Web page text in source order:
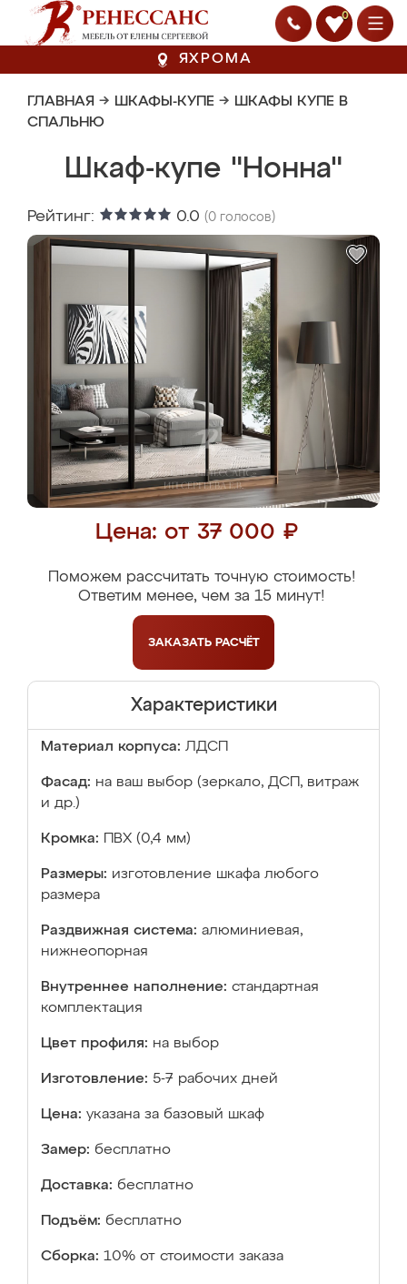
0
ЯХРОМА
ГЛАВНАЯ → ШКАФЫ-КУПЕ → ШКАФЫ КУПЕ В
СПАЛЬНЮ
Шкаф-купе "Нонна"
Рейтинг: 0.0 (0 голосов)
Цена: от 37 000 ₽
Поможем рассчитать точную стоимость!
Ответим менее, чем за 15 минут!
ЗАКАЗАТЬ РАСЧЁТ
Характеристики
Материал корпуса: ЛДСП
Фасад: на ваш выбор (зеркало, ДСП, витраж
и др.)
Кромка: ПВХ (0,4 мм)
Размеры: изготовление шкафа любого
размера
Раздвижная система: алюминиевая,
нижнеопорная
Внутреннее наполнение: стандартная
комплектация
Цвет профиля: на выбор
Изготовление: 5-7 рабочих дней
Цена: указана за базовый шкаф
Замер: бесплатно
Доставка: бесплатно
Подъём: бесплатно
Сборка: 10% от стоимости заказа